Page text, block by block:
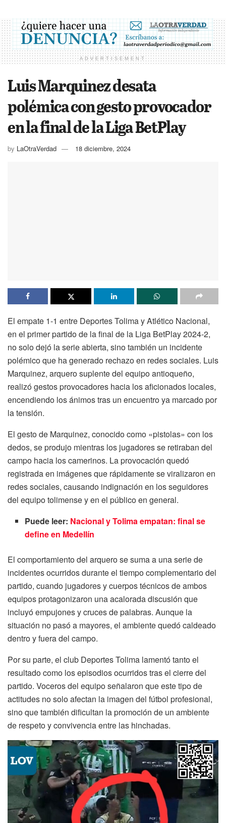
ADVERTISEMENT
Luis Marquinez desata
polémica con gesto provocador
en la final de la Liga BetPlay
by LaOtraVerdad 18 diciembre, 2024
El empate 1-1 entre Deportes Tolima y Atlético Nacional,
en el primer partido de la final de la Liga BetPlay 2024-2,
no solo dejó la serie abierta, sino también un incidente
polémico que ha generado rechazo en redes sociales. Luis
Marquinez, arquero suplente del equipo antioqueño,
realizó gestos provocadores hacia los aficionados locales,
encendiendo los ánimos tras un encuentro ya marcado por
la tensión.
El gesto de Marquinez, conocido como «pistolas» con los
dedos, se produjo mientras los jugadores se retiraban del
campo hacia los camerinos. La provocación quedó
registrada en imágenes que rápidamente se viralizaron en
redes sociales, causando indignación en los seguidores
del equipo tolimense y en el público en general.
Puede leer: Nacional y Tolima empatan: final se
define en Medellín
El comportamiento del arquero se suma a una serie de
incidentes ocurridos durante el tiempo complementario del
partido, cuando jugadores y cuerpos técnicos de ambos
equipos protagonizaron una acalorada discusión que
incluyó empujones y cruces de palabras. Aunque la
situación no pasó a mayores, el ambiente quedó caldeado
dentro y fuera del campo.
Por su parte, el club Deportes Tolima lamentó tanto el
resultado como los episodios ocurridos tras el cierre del
partido. Voceros del equipo señalaron que este tipo de
actitudes no solo afectan la imagen del fútbol profesional,
sino que también dificultan la promoción de un ambiente
de respeto y convivencia entre las hinchadas.